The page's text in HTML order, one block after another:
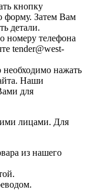
кнопку
форму. Затем Вам
детали.
номеру телефона
tender@west-
необходимо нажать
Наши
для
лицами. Для
из нашего